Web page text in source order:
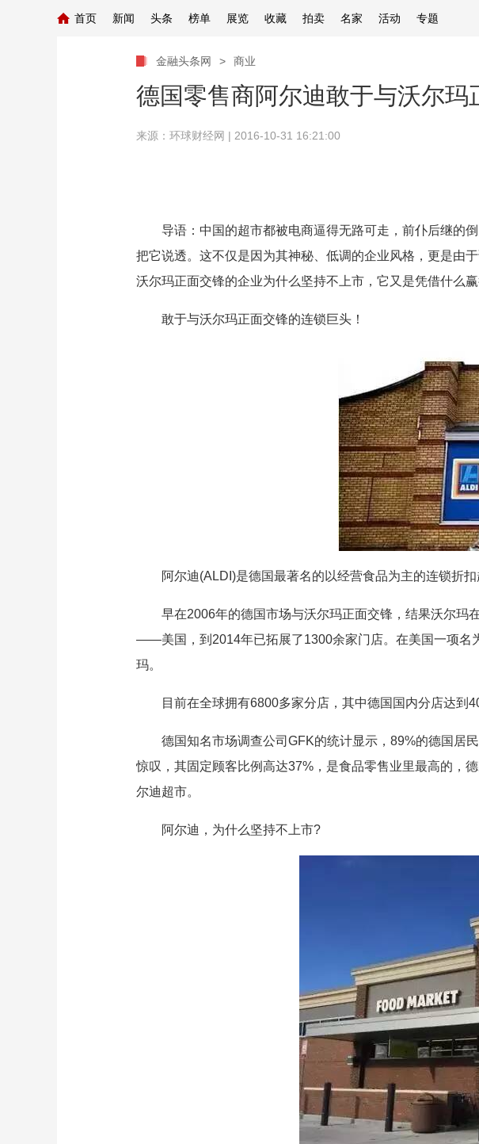
首页 新闻 头条 榜单 展览 收藏 拍卖 名家 活动 专题
金融头条网 > 商业
德国零售商阿尔迪敢于与沃尔玛
来源： 环球财经网 | 2016-10-31 16:21:00
导语：中国的超市都被电商逼得无路可走，前仆后继的
把它说透。这不仅是因为其神秘、低调的企业风格，更是由
沃尔玛正面交锋的企业为什么坚持不上市，它又是凭借什么
敢于与沃尔玛正面交锋的连锁巨头！
阿尔迪(ALDI)是德国最著名的以经营食品为主的连锁折扣
早在2006年的德国市场与沃尔玛正面交锋，结果沃尔玛
——美国，到2014年已拓展了1300余家门店。在美国一项名
玛。
目前在全球拥有6800多家分店，其中德国国内分店达到
德国知名市场调查公司GFK的统计显示，89%的德国居
惊叹，其固定顾客比例高达37%，是食品零售业里最高的，
尔迪超市。
阿尔迪，为什么坚持不上市?